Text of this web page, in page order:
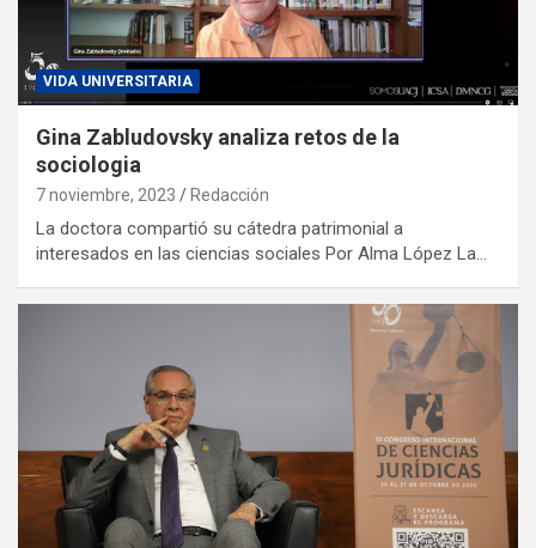
VIDA UNIVERSITARIA
Gina Zabludovsky analiza retos de la
sociologia
7 noviembre, 2023 Redacción
La doctora compartió su cátedra patrimonial a
interesados en las ciencias sociales Por Alma López La…